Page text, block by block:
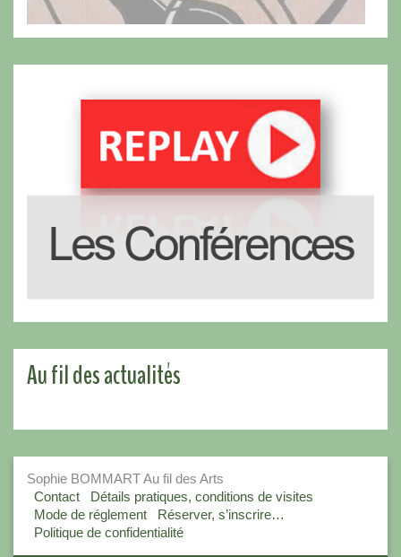
Au fil des actualités
Sophie BOMMART Au fil des Arts
Contact
Détails pratiques, conditions de visites
Mode de réglement
Réserver, s’inscrire…
Politique de confidentialité